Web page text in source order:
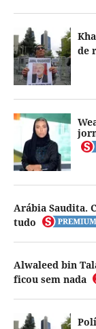
de
Arábia Saudita.
tudo
Alwaleed bin
ficou sem nada